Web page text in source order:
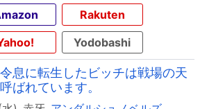
Rakuten
Yodobashi
息に転生したビッチは戦場の天
ばれています。